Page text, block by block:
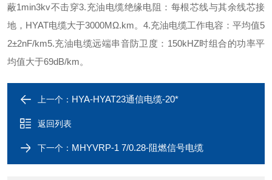
蔽1min3kv不击穿3.充油电缆绝缘电阻：每根芯线与其余线芯接
地，HYAT电缆大于3000MΩ.km。4.充油电缆工作电容：平均值5
2±2nF/km5.充油电缆远端串音防卫度：150kHZ时组合的功率平
均值大于69dB/km。
上一个： HYA-HYAT23通信电缆-20*
返回列表
下一个： MHYVRP-1 7/0.28-阻燃信号电缆